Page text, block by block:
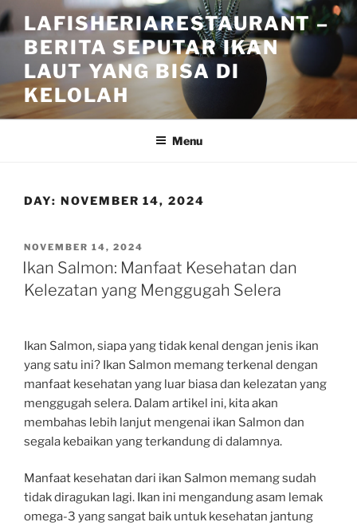
Skip
to
content
LAFISHERIARESTAURANT –
BERITA SEPUTAR IKAN
LAUT YANG BISA DI
KELOLAH
Menu
DAY: NOVEMBER 14, 2024
POSTED
ON
NOVEMBER 14, 2024
Ikan Salmon: Manfaat Kesehatan dan
Kelezatan yang Menggugah Selera
Ikan Salmon, siapa yang tidak kenal dengan jenis ikan
yang satu ini? Ikan Salmon memang terkenal dengan
manfaat kesehatan yang luar biasa dan kelezatan yang
menggugah selera. Dalam artikel ini, kita akan
membahas lebih lanjut mengenai ikan Salmon dan
segala kebaikan yang terkandung di dalamnya.
Manfaat kesehatan dari ikan Salmon memang sudah
tidak diragukan lagi. Ikan ini mengandung asam lemak
omega-3 yang sangat baik untuk kesehatan jantung